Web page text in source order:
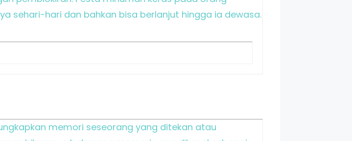
sehari-hari dan bahkan bisa berlanjut hingga ia dewasa.
memori seseorang yang ditekan atau